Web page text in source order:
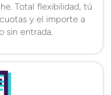
Total flexibilidad, tú
y el importe a
sin entrada.